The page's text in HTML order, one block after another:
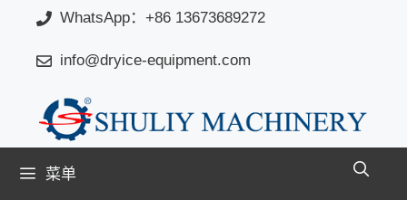
WhatsApp：+86 13673689272
info@dryice-equipment.com
菜单